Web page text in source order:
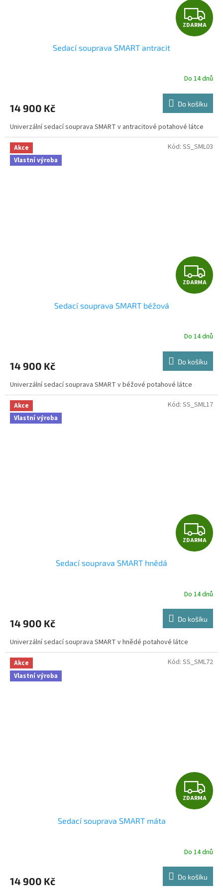
Z
D
R
M
A
ZDARMA
Sedací souprava SMART antracit
Do 14 dnů
14 900 Kč Do košíku
Univerzální sedací souprava SMART v antracitové potahové látce
Akce
Vlastní výroba
Z
D
R
M
A
ZDARMA
Sedací souprava SMART béžová
Do 14 dnů
14 900 Kč Do košíku
Univerzální sedací souprava SMART v béžové potahové látce
Kód: SS_SML03
Akce
Vlastní výroba
Z
D
R
M
A
ZDARMA
Sedací souprava SMART hnědá
Do 14 dnů
14 900 Kč Do košíku
Univerzální sedací souprava SMART v hnědé potahové látce
Kód: SS_SML17
Akce
Vlastní výroba
Z
D
R
M
ZDARMA
Sedací souprava SMART máta
Do 14 dnů
14 900 Kč Do košíku
Kód: SS_SML72